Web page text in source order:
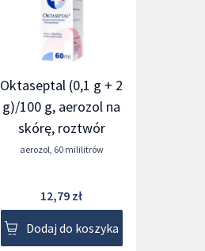
Oktaseptal (0,1 g + 2
g)/100 g, aerozol na
skórę, roztwór
aerozol, 60 mililitrów
12,79 zł
Dodaj do koszyka